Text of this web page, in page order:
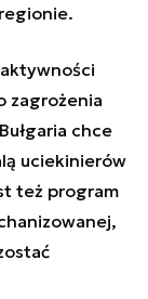
zagrożenia
chce
uciekinierów
też program